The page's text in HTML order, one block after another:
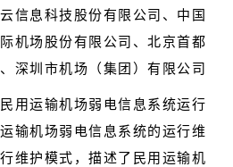
信息科技股份有限公司、中国
机场股份有限公司、北京首都
深圳市机场（集团）有限公司
用运输机场弱电信息系统运行
输机场弱电信息系统的运行维
维护模式，描述了民用运输机